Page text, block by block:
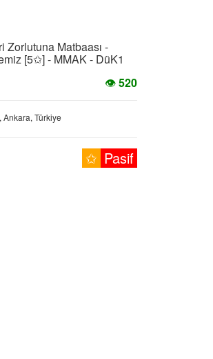
Zorlutuna Matbaası -
[5✩] - MMAK - DüK1
👁520
Ankara, Türkiye
Pasif
✩